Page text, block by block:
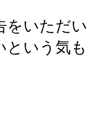
をいただ
という気